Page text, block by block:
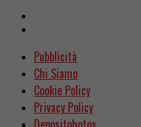
Pubblicità
Chi Siamo
Cookie Policy
Privacy Policy